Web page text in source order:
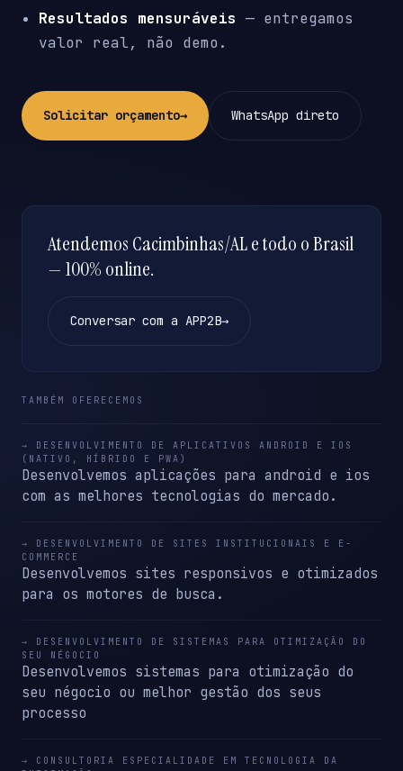
Resultados mensuráveis — entregamos
valor real, não demo.
Solicitar orçamento→ WhatsApp direto
Atendemos Cacimbinhas/AL e todo o Brasil
— 100% online.
Conversar com a APP2B→
TAMBÉM OFERECEMOS
→ DESENVOLVIMENTO DE APLICATIVOS ANDROID E IOS
(NATIVO, HÍBRIDO E PWA)
Desenvolvemos aplicações para android e ios
com as melhores tecnologias do mercado.
→ DESENVOLVIMENTO DE SITES INSTITUCIONAIS E E-
COMMERCE
Desenvolvemos sites responsivos e otimizados
para os motores de busca.
→ DESENVOLVIMENTO DE SISTEMAS PARA OTIMIZAÇÃO DO
SEU NÉGOCIO
Desenvolvemos sistemas para otimização do
seu négocio ou melhor gestão dos seus
processo
→ CONSULTORIA ESPECIALIDADE EM TECNOLOGIA DA